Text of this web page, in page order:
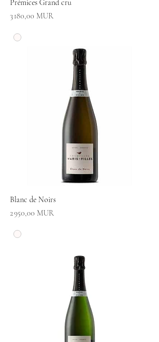
Prémices Grand cru
Prix
3 180,00 MUR
Blanc de Noirs
Prix
2 950,00 MUR